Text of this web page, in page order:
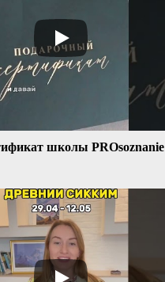
школы PROsoznanie